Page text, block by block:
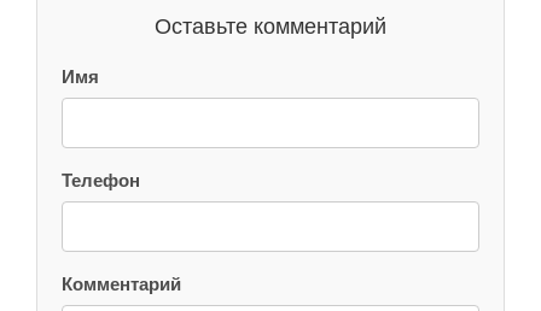
Оставьте комментарий
Имя
Телефон
Комментарий